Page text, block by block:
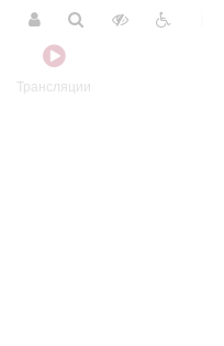
Трансляции